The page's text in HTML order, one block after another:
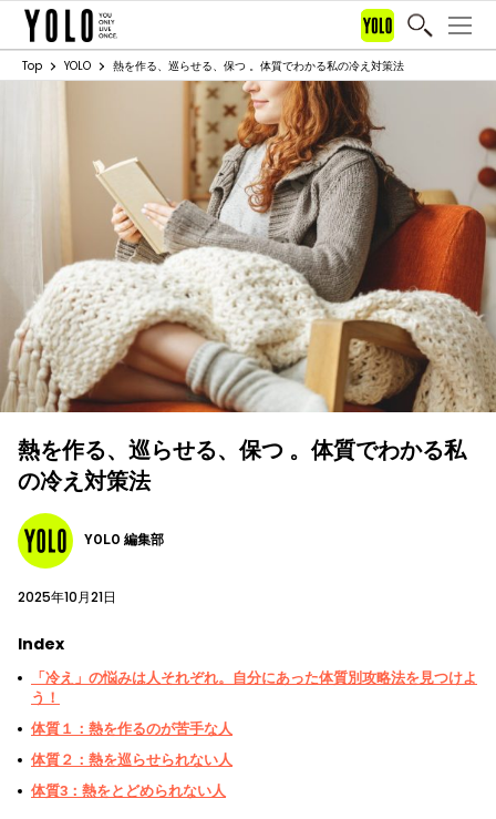
Top YOLO 熱を作る、巡らせる、保つ 。体質でわかる私の冷え対策法
熱を作る、巡らせる、保つ 。体質でわかる私
の冷え対策法
YOLO 編集部
2025年10月21日
Index
「冷え」の悩みは人それぞれ。自分にあった体質別攻略法を見つけよ
う！
体質１：熱を作るのが苦手な人
体質２：熱を巡らせられない人
体質3：熱をとどめられない人